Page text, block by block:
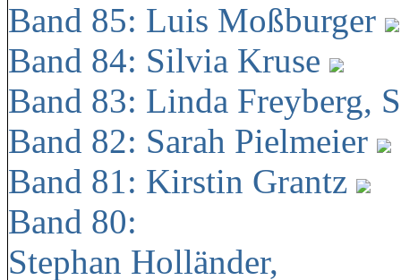
Band 85: Luis Moßburger
Band 84: Silvia Kruse
Band 83: Linda Freyberg,
Band 82: Sarah Pielmeier
Band 81: Kirstin Grantz
Band 80:
Stephan Holländer,